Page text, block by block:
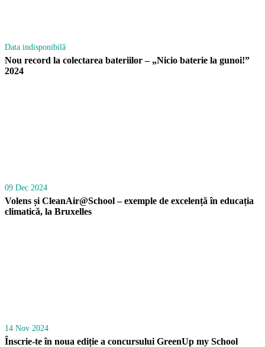
Data indisponibilă
Nou record la colectarea bateriilor – „Nicio baterie la gunoi!”
2024
09 Dec 2024
Volens și CleanAir@School – exemple de excelență în educația
climatică, la Bruxelles
14 Nov 2024
Înscrie-te în noua ediție a concursului GreenUp my School